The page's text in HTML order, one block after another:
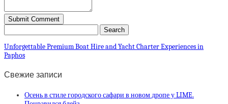
Unforgettable Premium Boat Hire and Yacht Charter Experiences in
Paphos
Свежие записи
Осень в стиле городского сафари в новом дропе у LIME.